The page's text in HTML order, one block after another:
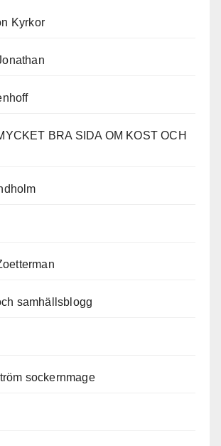
Kyrkor
BRA SIDA OM KOST OCH
samhällsblogg
sockernmage